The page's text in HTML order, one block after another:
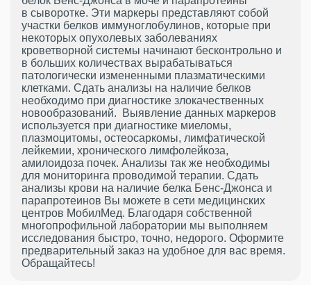
в сыворотке. Эти маркеры представляют собой
участки белков иммуноглобулинов, которые при
некоторых опухолевых заболеваниях
кроветворной системы начинают бесконтрольно и
в больших количествах вырабатываться
патологически измененными плазматическими
клетками. Сдать анализы на наличие белков
необходимо при диагностике злокачественных
новообразований. Выявление данных маркеров
используется при диагностике миеломы,
плазмоцитомы, остеосаркомы, лимфатической
лейкемии, хронического лимфолейкоза,
амилоидоза почек. Анализы так же необходимы
для мониторинга проводимой терапии. Сдать
анализы крови на наличие белка Бенс-Джонса и
парапротеинов Вы можете в сети медицинских
центров МобилМед. Благодаря собственной
многопрофильной лаборатории мы выполняем
исследования быстро, точно, недорого. Оформите
предварительный заказ на удобное для вас время.
Обращайтесь!